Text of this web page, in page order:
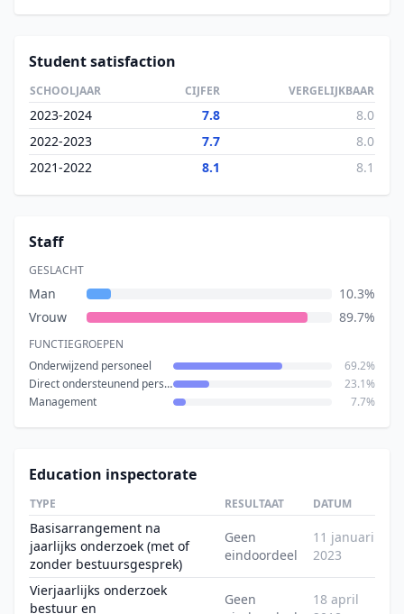
Student satisfaction
SCHOOLJAAR CIJFER VERGELIJKBAAR
2023-2024 7.8
8.0
2022-2023
7.7
8.0
2021-2022
8.1 8.1
Staff
GESLACHT
Man
10.3%
Vrouw
89.7%
FUNCTIEGROEPEN
Onderwijzend personeel
69.2%
Direct ondersteunend personeel
23.1%
Management
7.7%
Education inspectorate
TYPE RESULTAAT DATUM
Basisarrangement na
jaarlijks onderzoek (met of
zonder bestuursgesprek)
Geen
eindoordeel
11 januari
2023
Vierjaarlijks onderzoek
bestuur en
Geen
18 april